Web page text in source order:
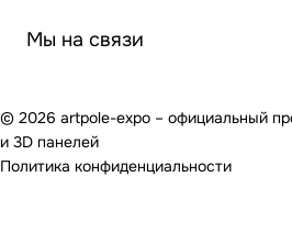
Мы на связи
© 2026 artpole-expo – официальный
и 3D панелей
Политика конфиденциальности